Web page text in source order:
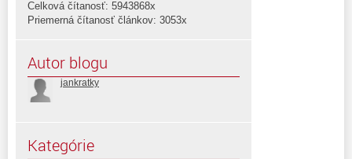
Celková čítanosť: 5943868x
Priemerná čítanosť článkov: 3053x
Autor blogu
jankratky
Kategórie